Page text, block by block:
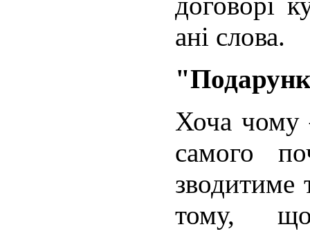
ані слова.
Хоча чому
самого
зводитиме
тому,